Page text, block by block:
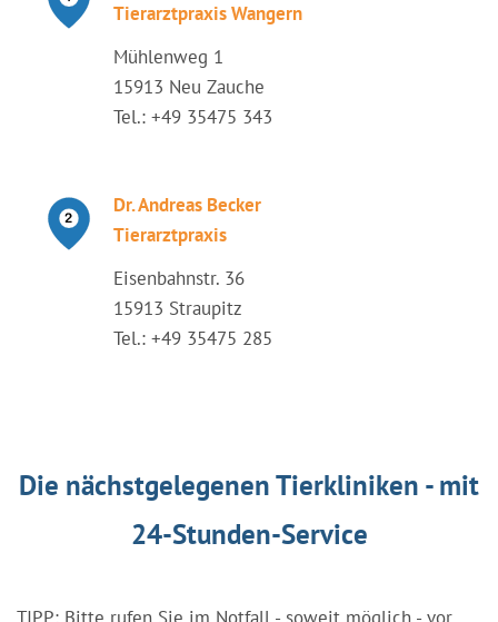
Tierarztpraxis Wangern
Mühlenweg 1
15913 Neu Zauche
Tel.: +49 35475 343
Dr. Andreas Becker
Tierarztpraxis
Eisenbahnstr. 36
15913 Straupitz
Tel.: +49 35475 285
Die nächstgelegenen Tierkliniken - mit
24-Stunden-Service